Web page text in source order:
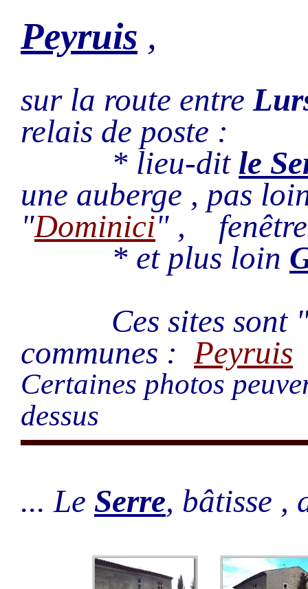
Peyruis ,
sur la route entre
relais de poste :
* lieu-dit le
une auberge , pas
"Dominici" ,
* et plus loin
Ces sites sont
communes : Peyruis
Certaines photos
dessus
... Le Serre, bâtisse ,